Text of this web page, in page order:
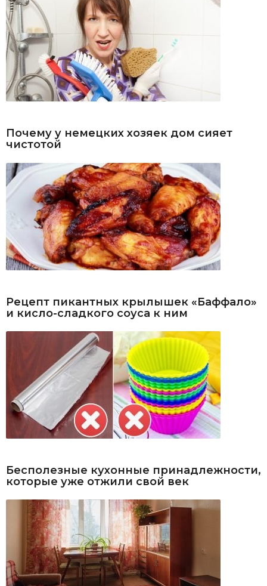
Почему у немецких хозяек дом сияет
чистотой
Рецепт пикантных крылышек «Баффало»
и кисло-сладкого соуса к ним
Бесполезные кухонные принадлежности,
которые уже отжили свой век